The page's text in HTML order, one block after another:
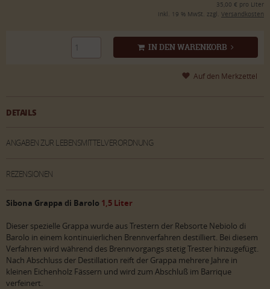
35,00 € pro Liter
inkl. 19 % MwSt. zzgl. Versandkosten
IN DEN WARENKORB
DETAILS
ANGABEN ZUR LEBENSMITTELVERORDNUNG
REZENSIONEN
Sibona Grappa di Barolo 1,5 Liter
Dieser spezielle Grappa wurde aus Trestern der Rebsorte Nebiolo di
Barolo in einem kontinuierlichen Brennverfahren destilliert. Bei diesem
Verfahren wird während des Brennvorgangs stetig Trester hinzugefügt.
Nach Abschluss der Destillation reift der Grappa mehrere Jahre in
kleinen Eichenholz Fässern und wird zum Abschluß im Barrique
verfeinert.